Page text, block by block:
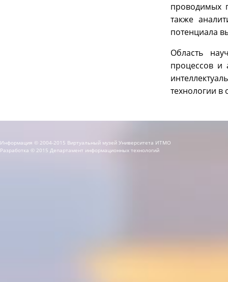
проводимых
также
потенциала
Область
процессов и
технологии в
Информация © 2004-2015 Виртуальный музей Университета ИТМО
Разработка © 2015 Департамент информационных технологий